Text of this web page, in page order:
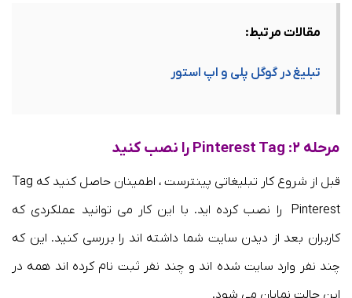
مقالات مرتبط:
تبلیغ در گوگل پلی و اپ استور
مرحله ۲: Pinterest Tag را نصب کنید
قبل از شروع کار تبلیغاتی پینترست ، اطمینان حاصل کنید که Tag
Pinterest را نصب کرده اید. با این کار می توانید عملکردی که
کاربران بعد از دیدن سایت شما داشته اند را بررسی کنید. این که
چند نفر وارد سایت شده اند و چند نفر ثبت نام کرده اند همه در
این حالت نمایان می شود.